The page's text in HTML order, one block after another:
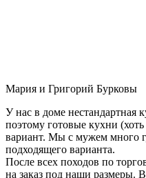
Мария и Григорий Бурковы
У нас в доме нестандартная
поэтому готовые кухни
вариант. Мы с мужем много
подходящего варианта.
После всех походов по
на заказ под наши размеры.